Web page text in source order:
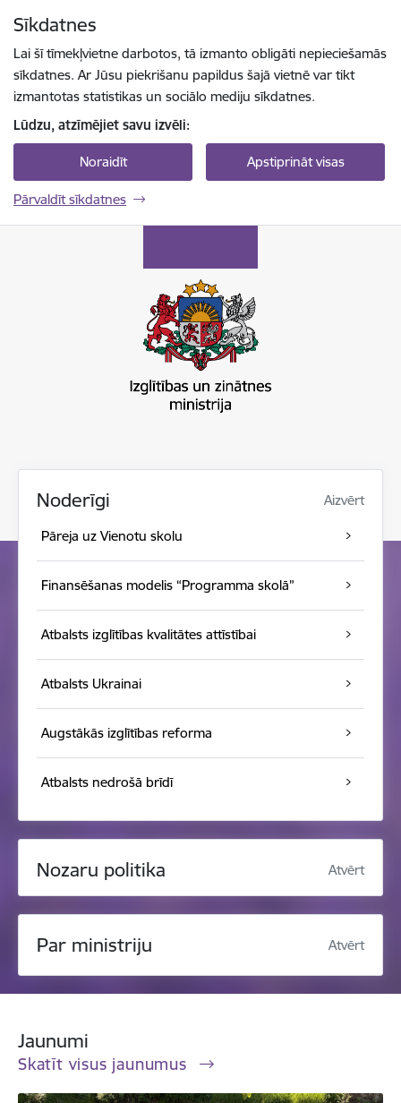
Sīkdatnes
Lai šī tīmekļvietne darbotos, tā izmanto obligāti nepieciešamās
sīkdatnes. Ar Jūsu piekrišanu papildus šajā vietnē var tikt
izmantotas statistikas un sociālo mediju sīkdatnes.
Lūdzu, atzīmējiet savu izvēli:
Noraidīt Apstiprināt visas
Pārvaldīt sīkdatnes
Noderīgi Aizvērt
Pāreja uz Vienotu skolu
Finansēšanas modelis “Programma skolā”
Atbalsts izglītības kvalitātes attīstībai
Atbalsts Ukrainai
Augstākās izglītības reforma
Atbalsts nedrošā brīdī
Nozaru politika Atvērt
Par ministriju Atvērt
Jaunumi
Skatīt visus jaunumus